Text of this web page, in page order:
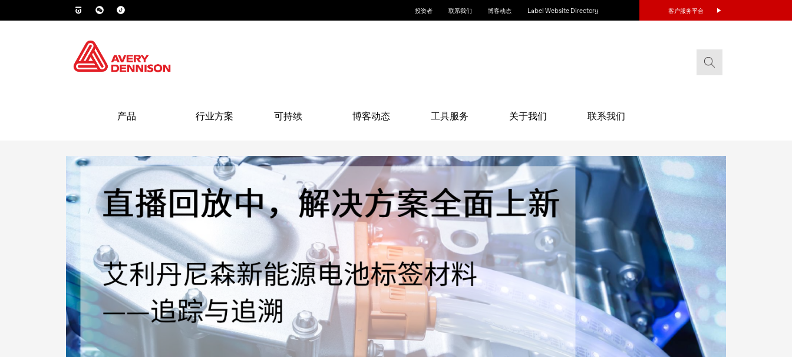
投资者 联系我们 博客动态 Label Website Directory 客户服务平台
产品 行业方案 可持续 博客动态 工具服务 关于我们 联系我们